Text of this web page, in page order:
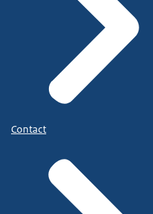
Contact